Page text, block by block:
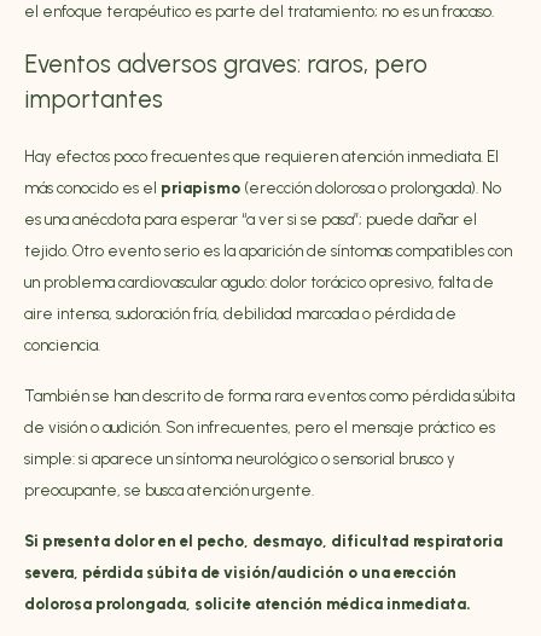
el enfoque terapéutico es parte del tratamiento; no es un fracaso.
Eventos adversos graves: raros, pero
importantes
Hay efectos poco frecuentes que requieren atención inmediata. El
más conocido es el priapismo (erección dolorosa o prolongada). No
es una anécdota para esperar “a ver si se pasa”; puede dañar el
tejido. Otro evento serio es la aparición de síntomas compatibles con
un problema cardiovascular agudo: dolor torácico opresivo, falta de
aire intensa, sudoración fría, debilidad marcada o pérdida de
conciencia.
También se han descrito de forma rara eventos como pérdida súbita
de visión o audición. Son infrecuentes, pero el mensaje práctico es
simple: si aparece un síntoma neurológico o sensorial brusco y
preocupante, se busca atención urgente.
Si presenta dolor en el pecho, desmayo, dificultad respiratoria
severa, pérdida súbita de visión/audición o una erección
dolorosa prolongada, solicite atención médica inmediata.